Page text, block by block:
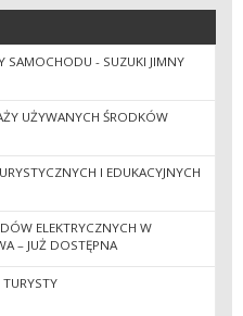
SAMOCHODU - SUZUKI JIMNY
UŻYWANYCH ŚRODKÓW
I EDUKACYJNYCH
ELEKTRYCZNYCH W
– JUŻ DOSTĘPNA